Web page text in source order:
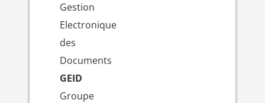
Gestion
Electronique
des
Documents
GEID
Groupe